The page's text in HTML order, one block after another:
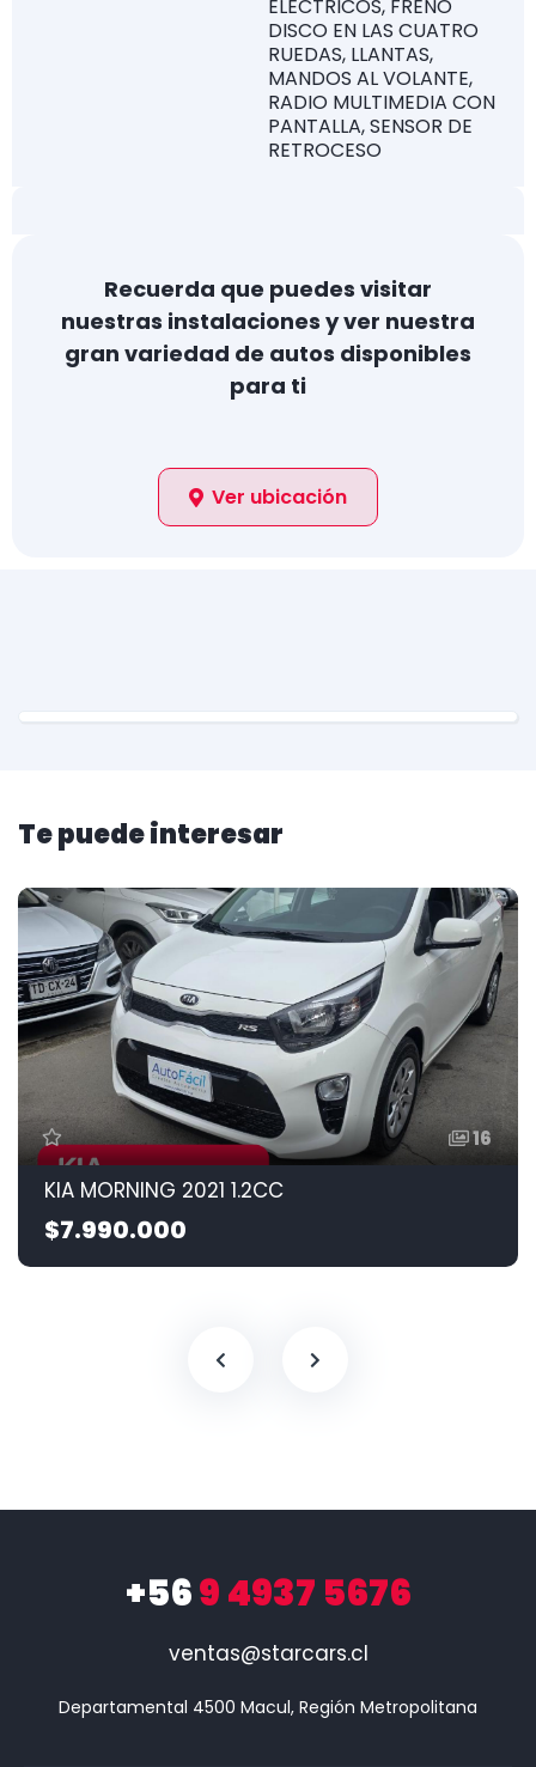
ELÉCTRICOS, FRENO
DISCO EN LAS CUATRO
RUEDAS, LLANTAS,
MANDOS AL VOLANTE,
RADIO MULTIMEDIA CON
PANTALLA, SENSOR DE
RETROCESO
Recuerda que puedes visitar
nuestras instalaciones y ver nuestra
gran variedad de autos disponibles
para ti
Ver ubicación
Te puede interesar
16
KIA MORNING 2021 1.2CC
$7.990.000
+569 4937 5676
ventas@starcars.cl